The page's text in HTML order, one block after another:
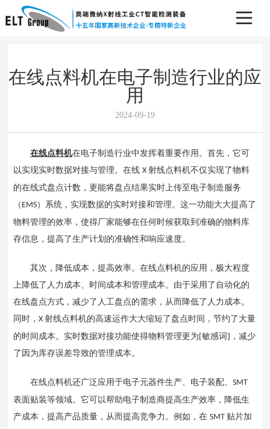
在线点料机在电子制造行业的应
用
2024-09-19
在线点料机在电子制造行业中发挥着重要作用。首先，它可
以实现实时数据对接与管理。在线 X 射线点料机不仅实现了物料
的在线式盘点计数，更能将盘点结果实时上传至电子制造服务
（ EMS）系统，实现数据的实时对接和管理。这一功能大大提高了
物料管理的效率，使得厂家能够在任何时候获取到准确的物料库
存信息，提高了生产计划的准确性和响应速度。
其次，降低成本，提高效率。在线点料机的应用，极大程度
上降低了人力成本、时间成本和管理成本。由于采用了自动化的
在线盘点方式，减少了人工盘点的需求，从而降低了人力成本。
同时， X 射线点料机的高速运作大大缩短了盘点时间，节约了大量
的时间成本。实时数据对接功能使得物料管理更为[敏感词]，减少
了因为库存误差导致的管理成本。
在线点料机还广泛应用于电子元器件生产、电子装配、 SMT
表面贴装等领域。它可以帮助电子制造商提高生产效率，降低生
产成本，提高产品质量，从而提高竞争力。例如，在 SMT 贴片加